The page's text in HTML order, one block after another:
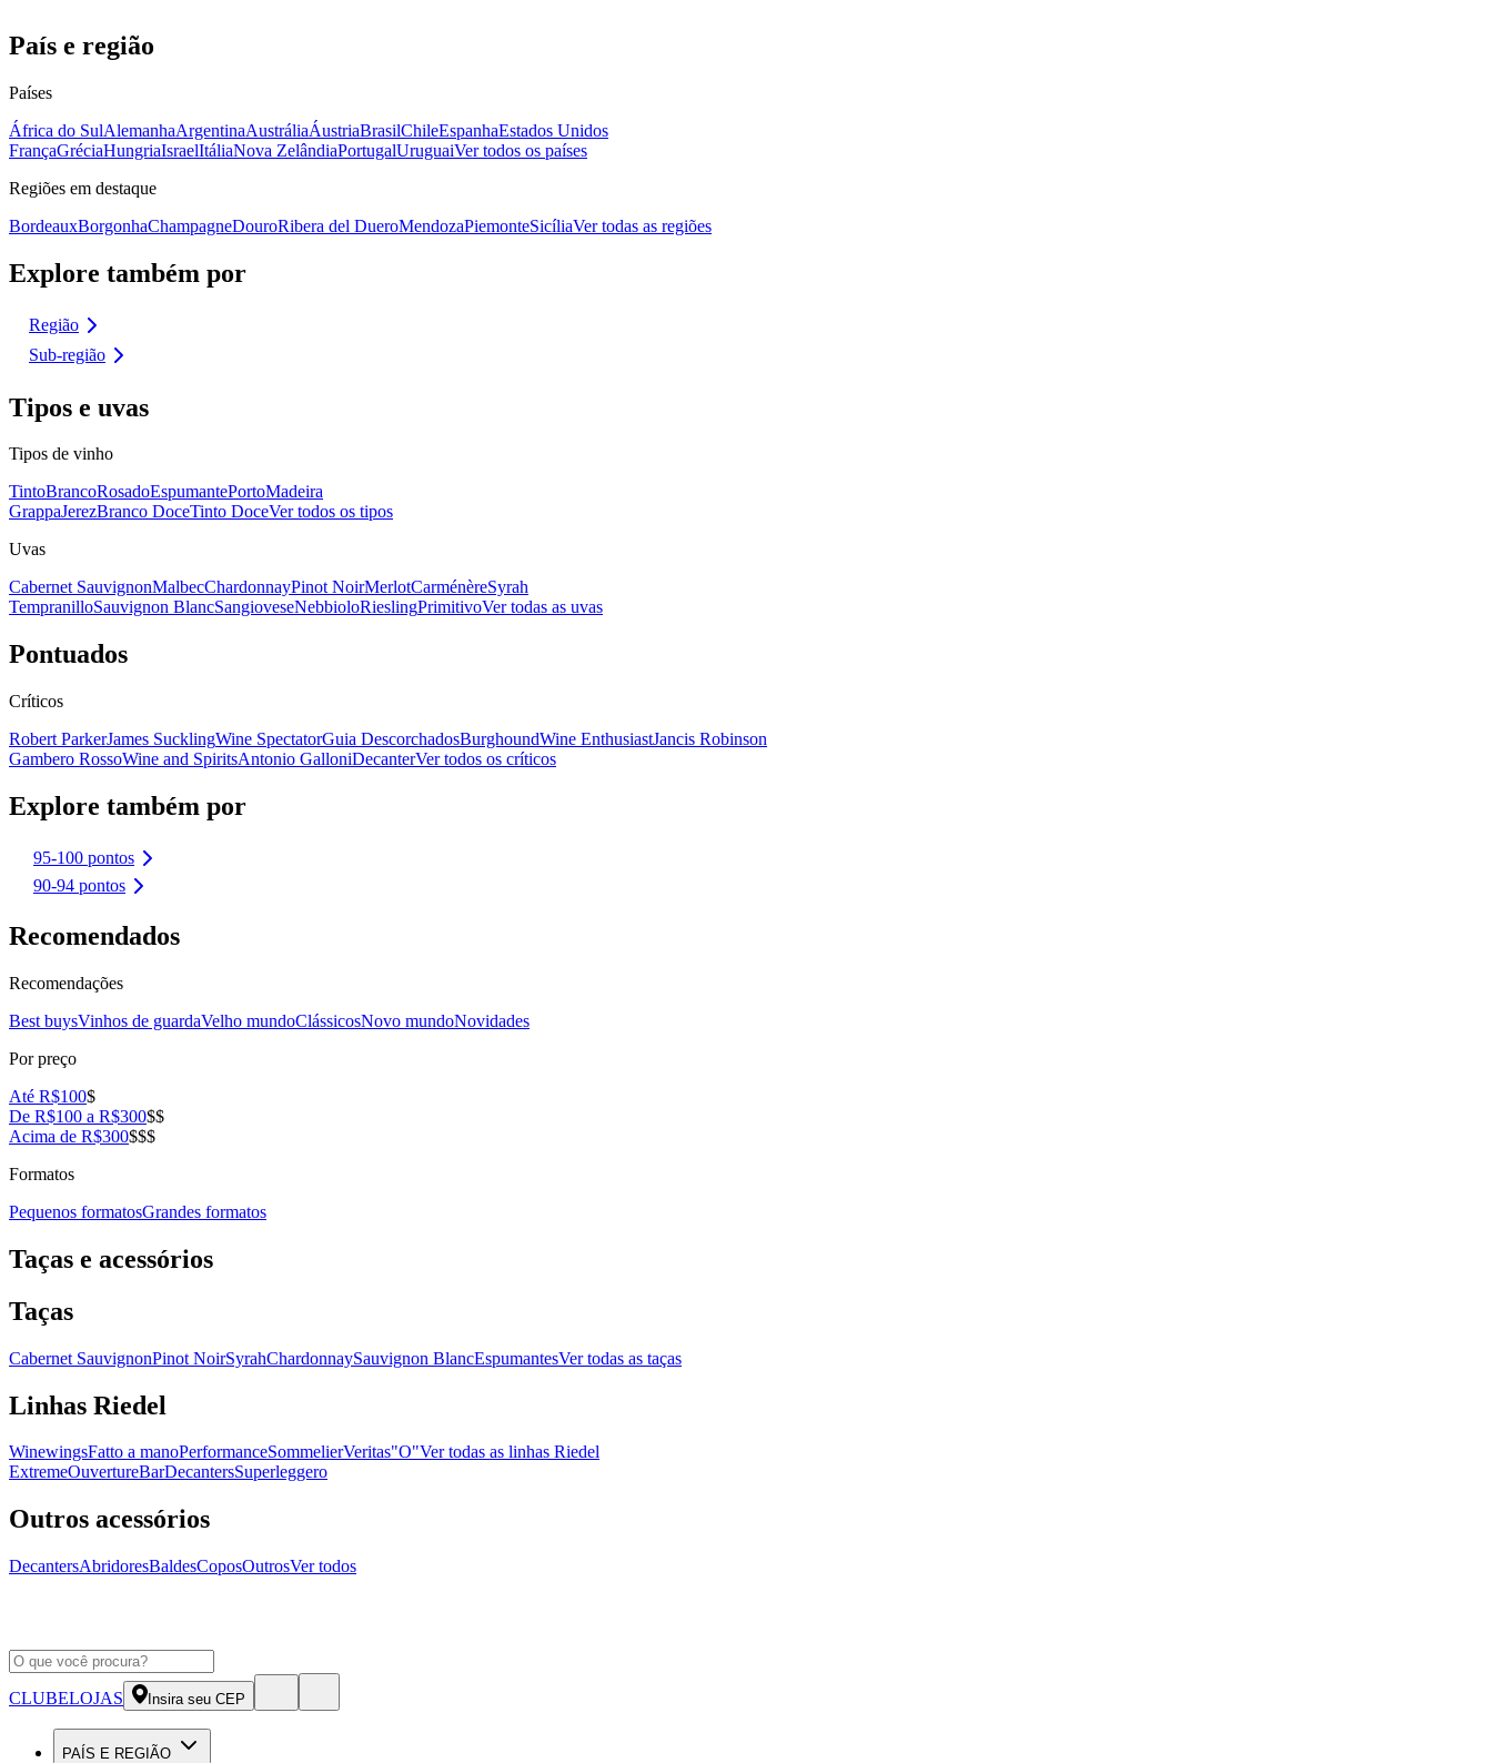
País e região
Países
África do SulAlemanhaArgentinaAustráliaÁustriaBrasilChileEspanhaEstados Unidos
FrançaGréciaHungriaIsraelItáliaNova ZelândiaPortugalUruguaiVer todos os países
Regiões em destaque
BordeauxBorgonhaChampagneDouroRibera del DueroMendozaPiemonteSicíliaVer todas as regiões
Explore também por
Região
Sub-região
Tipos e uvas
Tipos de vinho
TintoBrancoRosadoEspumantePortoMadeira
GrappaJerezBranco DoceTinto DoceVer todos os tipos
Uvas
Cabernet SauvignonMalbecChardonnayPinot NoirMerlotCarménèreSyrah
TempranilloSauvignon BlancSangioveseNebbioloRieslingPrimitivoVer todas as uvas
Pontuados
Críticos
Robert ParkerJames SucklingWine SpectatorGuia DescorchadosBurghoundWine EnthusiastJancis Robinson
Gambero RossoWine and SpiritsAntonio GalloniDecanterVer todos os críticos
Explore também por
95-100 pontos
90-94 pontos
Recomendados
Recomendações
Best buysVinhos de guardaVelho mundoClássicosNovo mundoNovidades
Por preço
Até R$100$
De R$100 a R$300$$
Acima de R$300$$$
Formatos
Pequenos formatosGrandes formatos
Taças e acessórios
Taças
Cabernet SauvignonPinot NoirSyrahChardonnaySauvignon BlancEspumantesVer todas as taças
Linhas Riedel
WinewingsFatto a manoPerformanceSommelierVeritas"O"Ver todas as linhas Riedel
ExtremeOuvertureBarDecantersSuperleggero
Outros acessórios
DecantersAbridoresBaldesCoposOutrosVer todos
CLUBELOJAS Insira seu CEP
PAÍS E REGIÃO